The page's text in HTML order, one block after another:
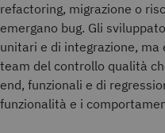
refactoring, migrazione o
emergano bug. Gli
unitari e di integrazione, ma
team del controllo qualità
end, funzionali e di
funzionalità e i